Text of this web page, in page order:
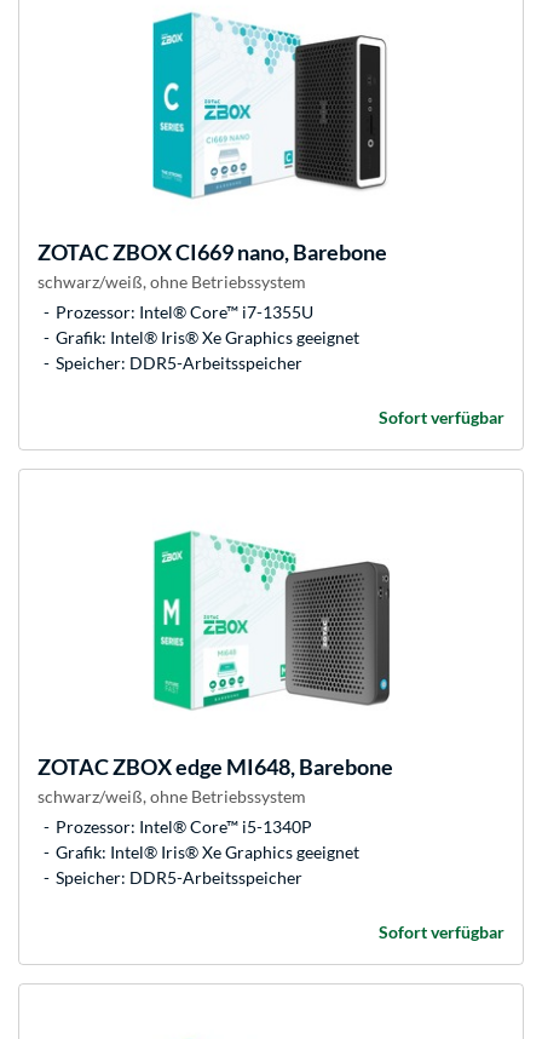
ZOTACZBOX CI669 nano, Barebone
schwarz/weiß, ohne Betriebssystem
Prozessor: Intel® Core™ i7-1355U
Grafik: Intel® Iris® Xe Graphics geeignet
Speicher: DDR5-Arbeitsspeicher
Sofort verfügbar
ZOTACZBOX edge MI648, Barebone
schwarz/weiß, ohne Betriebssystem
Prozessor: Intel® Core™ i5-1340P
Grafik: Intel® Iris® Xe Graphics geeignet
Speicher: DDR5-Arbeitsspeicher
Sofort verfügbar